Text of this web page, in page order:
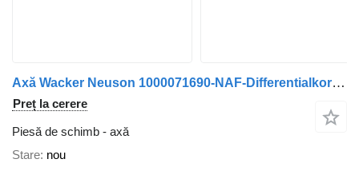
Axă Wacker Neuson 1000071690-NAF-Differentialkorb/Differentieelhuis
Preț la cerere
Piesă de schimb - axă
Stare nou